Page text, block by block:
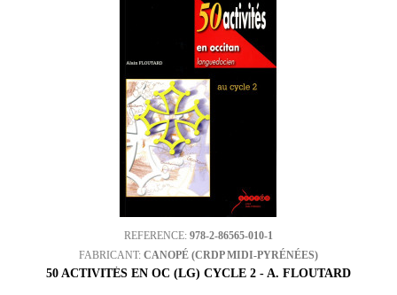
REFERENCE: 978-2-86565-010-1
FABRICANT: CANOPÉ (CRDP MIDI-PYRÉNÉES)
50 ACTIVITÉS EN OC (LG) CYCLE 2 - A. FLOUTARD